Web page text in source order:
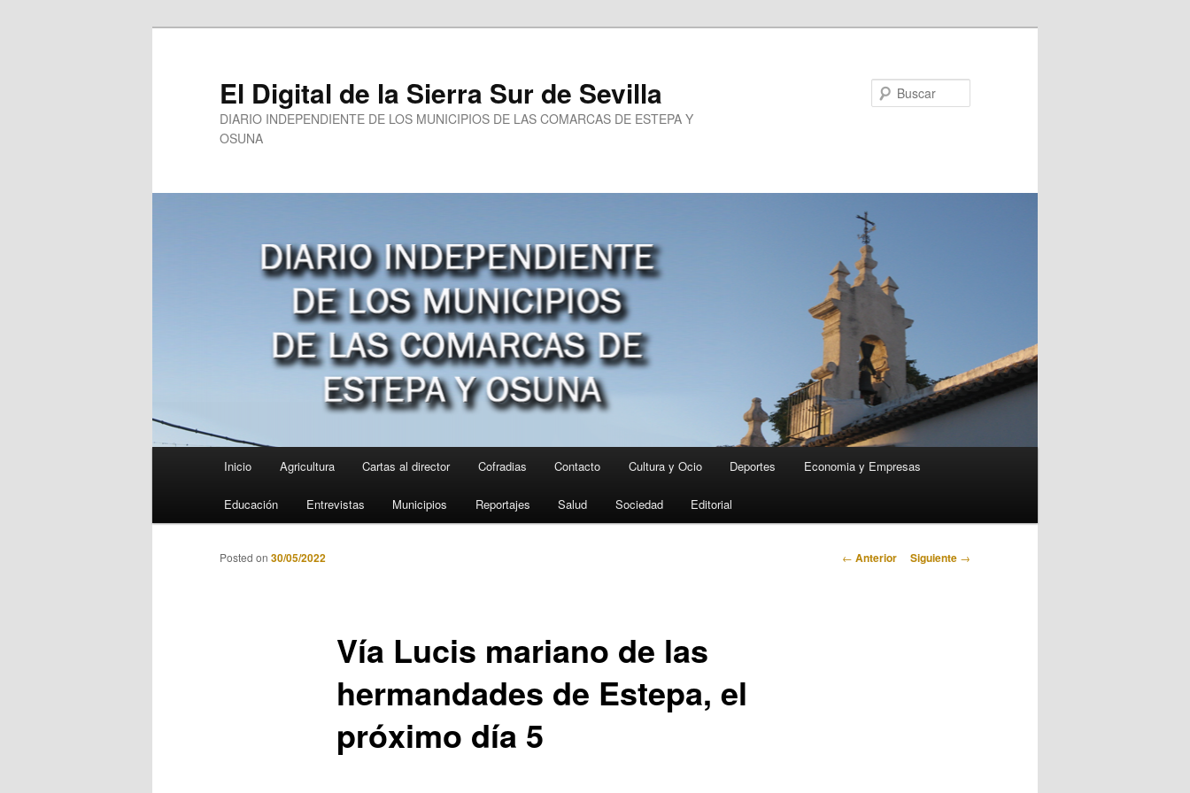
El Digital de la Sierra Sur de Sevilla
DIARIO INDEPENDIENTE DE LOS MUNICIPIOS DE LAS COMARCAS DE ESTEPA Y
OSUNA
Inicio Agricultura Cartas al director Cofradias Contacto Cultura y Ocio Deportes Economia y Empresas
Educación Entrevistas Municipios Reportajes Salud Sociedad Editorial
Navegación
← Anterior Siguiente →
Vía Lucis mariano de las
hermandades de Estepa, el
próximo día 5
Posted on 30/05/2022